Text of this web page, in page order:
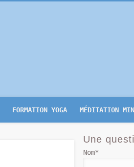
FORMATION YOGA MÉDITATION
Une
Nom*